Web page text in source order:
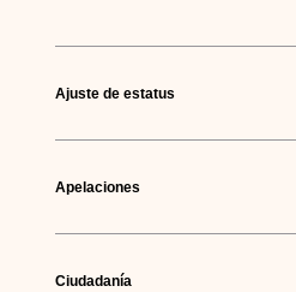
Ajuste de estatus
Apelaciones
Ciudadanía